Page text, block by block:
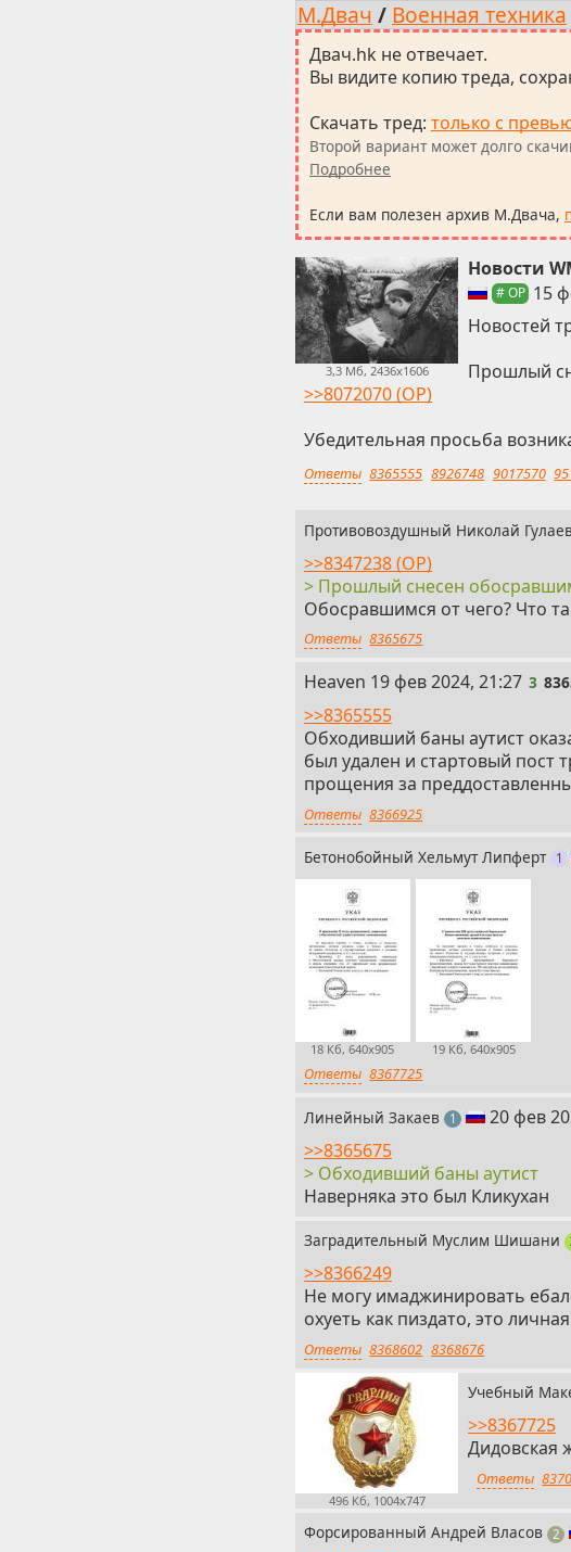
М.Двач / Военная техника
Двач.hk не отвечает.
Вы видите копию треда,
Скачать тред: только с
Второй вариант может долго
Подробнее
Если вам полезен архив М.Двача,
3,3 Мб, 2436x1606
Новости
# OP 15
Новостей
Прошлый
>>8072070 (OP)
Убедительная просьба
Ответы 8365555 8926748 9017570
Противовоздушный Николай
>>8347238 (OP)
> Прошлый снесен
Обосравшимся от чего? Что
Ответы 8365675
Heaven 3
19 фев 2024, 21:27 3
>>8365555
Обходивший баны аутист
был удален и стартовый пост
прощения за
Ответы 8366925
Бетонобойный Хельмут Липферт 1
18 Кб, 640x905 19 Кб, 640x905
Ответы 8367725
Линейный Закаев 1 пост 5
20 фев
>>8365675
> Обходивший баны аутист
Наверняка это был Кликухан
Заградительный Муслим Шишани
>>8366249
Не могу имаджинировать
охуеть как пиздато, это
Ответы 8368602 8368676
496 Кб, 1004x747
Учебный
>>8367725
Дидовская
Ответы
Форсированный Андрей Власов 2